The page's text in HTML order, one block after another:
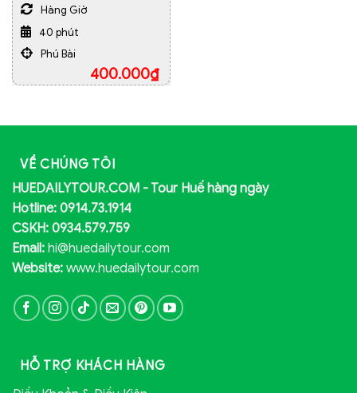
400.000₫
Hàng Giờ
40 phút
Phú Bài
VỀ CHÚNG TÔI
HUEDAILYTOUR.COM - Tour Huế hàng ngày
Hotline: 0914.73.1914
CSKH: 0934.579.759
Email: hi@huedailytour.com
Website: www.huedailytour.com
HỖ TRỢ KHÁCH HÀNG